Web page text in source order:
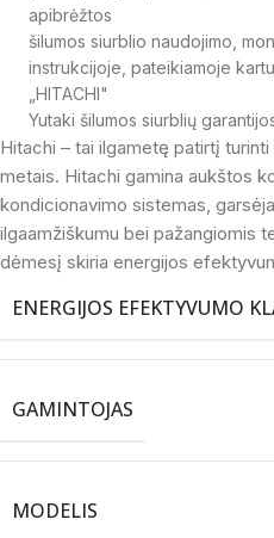
apibrėžtos
šilumos siurblio naudojimo,
instrukcijoje, pateikiamoje
„HITACHI"
Yutaki šilumos siurblių
Hitachi – tai ilgametę patirtį
metais. Hitachi gamina aukštos
kondicionavimo sistemas,
ilgaamžiškumu bei pažangiomis
dėmesį skiria energijos
ENERGIJOS EFEKTYVUMO
GAMINTOJAS
MODELIS